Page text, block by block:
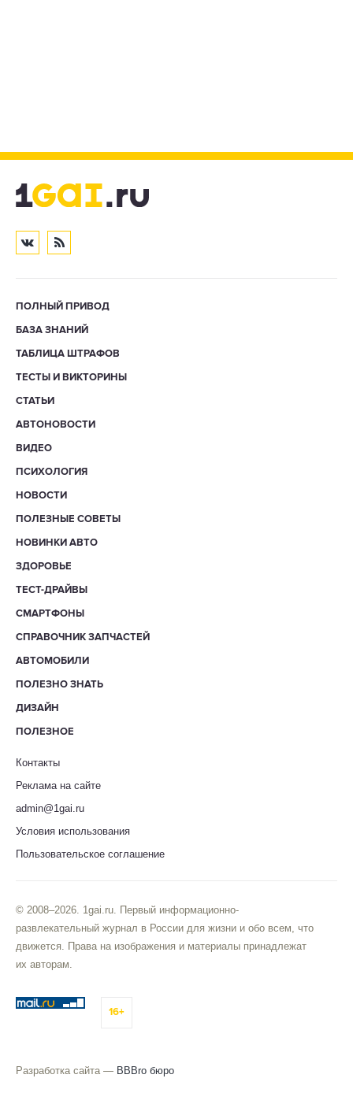
ПОЛНЫЙ ПРИВОД
БАЗА ЗНАНИЙ
ТАБЛИЦА ШТРАФОВ
ТЕСТЫ И ВИКТОРИНЫ
СТАТЬИ
АВТОНОВОСТИ
ВИДЕО
ПСИХОЛОГИЯ
НОВОСТИ
ПОЛЕЗНЫЕ СОВЕТЫ
НОВИНКИ АВТО
ЗДОРОВЬЕ
ТЕСТ-ДРАЙВЫ
СМАРТФОНЫ
СПРАВОЧНИК ЗАПЧАСТЕЙ
АВТОМОБИЛИ
ПОЛЕЗНО ЗНАТЬ
ДИЗАЙН
ПОЛЕЗНОЕ
Контакты
Реклама на сайте
admin@1gai.ru
Условия использования
Пользовательское соглашение
© 2008–2026. 1gai.ru. Первый информационно-
развлекательный журнал в России для жизни и обо всем, что
движется. Права на изображения и материалы принадлежат
их авторам.
16+
Разработка сайта — BBBro бюро